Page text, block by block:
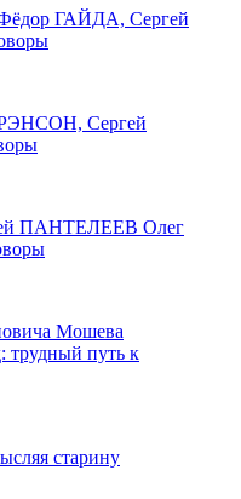
ГАЙДА, Сергей
Сергей
ПАНТЕЛЕЕВ Олег
Мошева
трудный путь к
старину